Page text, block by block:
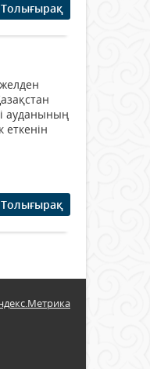
Толығырақ
ауданының
еткенін
Толығырақ